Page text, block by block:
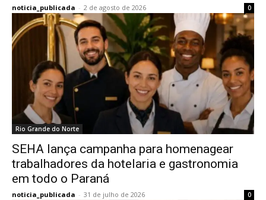
noticia_publicada - 2 de agosto de 2026 0
Rio Grande do Norte
SEHA lança campanha para homenagear
trabalhadores da hotelaria e gastronomia
em todo o Paraná
noticia_publicada - 31 de julho de 2026 0